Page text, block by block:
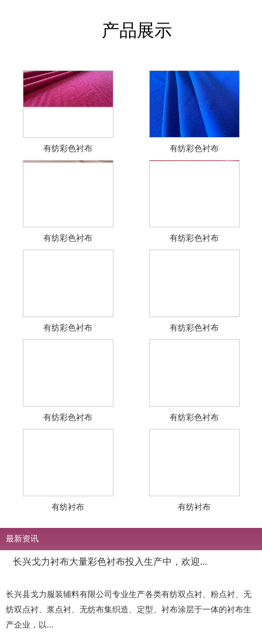
产品展示
有纺彩色衬布 有纺彩色衬布
有纺彩色衬布 有纺彩色衬布
有纺彩色衬布 有纺彩色衬布
有纺彩色衬布 有纺彩色衬布
有纺衬布 有纺衬布
最新资讯
长兴戈力衬布大量彩色衬布投入生产中，欢迎...
长兴县戈力服装辅料有限公司专业生产各类有纺双点衬、粉点衬、无
纺双点衬、浆点衬、无纺布集织造、定型、衬布涂层于一体的衬布生
产企业，以...